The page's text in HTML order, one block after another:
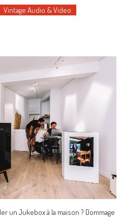
Vintage Audio & Video
un Jukebox à la maison ? Dommage